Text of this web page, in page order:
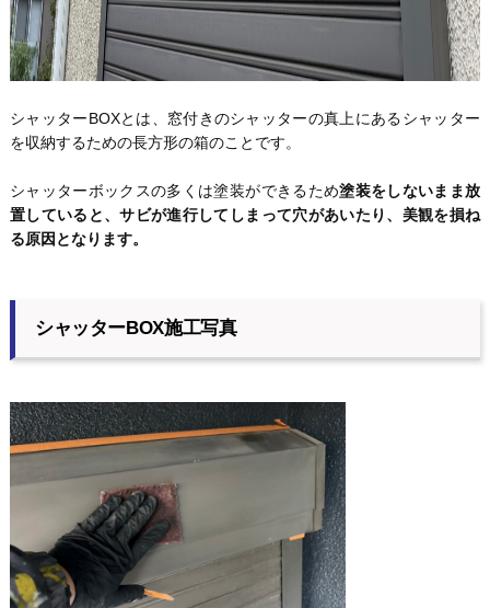
シャッターBOXとは、窓付きのシャッターの真上にあるシャッター
を収納するための長方形の箱のことです。
シャッターボックスの多くは塗装ができるため塗装をしないまま放
置していると、サビが進行してしまって穴があいたり、美観を損ね
る原因となります。
シャッターBOX施工写真